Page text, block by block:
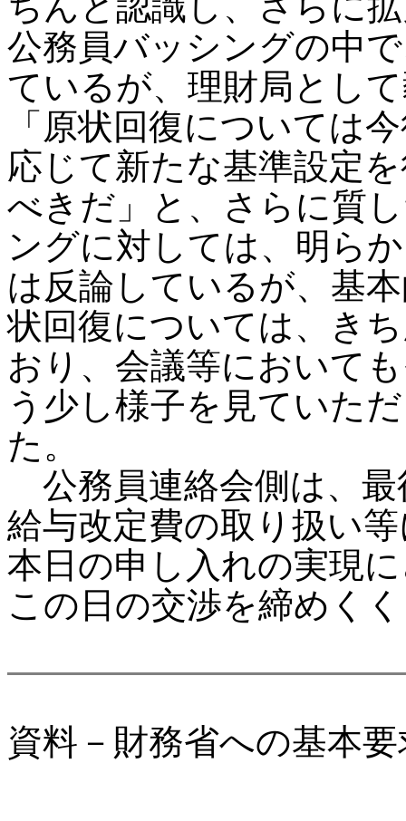
公務員バッシングの中
ているが、理財局とし
「原状回復については
応じて新たな基準設定
べきだ」と、さらに質
ングに対しては、明ら
は反論しているが、基
状回復については、き
おり、会議等において
う少し様子を見ていた
た。
公務員連絡会側は、最
給与改定費の取り扱い
本日の申し入れの実現
この日の交渉を締めく
資料－財務省への基本